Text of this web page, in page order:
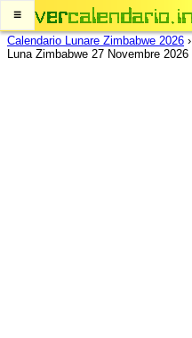
≡
Calendario Lunare Zimbabwe 2026 ›
Luna Zimbabwe 27 Novembre 2026